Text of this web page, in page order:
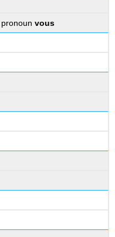
pronounvous